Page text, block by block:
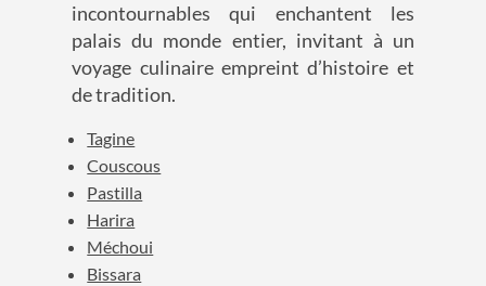
incontournables qui enchantent les
palais du monde entier, invitant à un
voyage culinaire empreint d’histoire et
de tradition.
Tagine
Couscous
Pastilla
Harira
Méchoui
Bissara